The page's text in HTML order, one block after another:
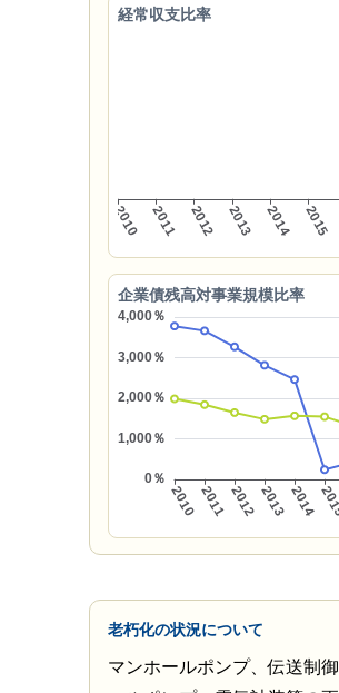
経常収支比率
企業債残高対事業規模比率
老朽化の状況について
マンホールポンプ、伝送制